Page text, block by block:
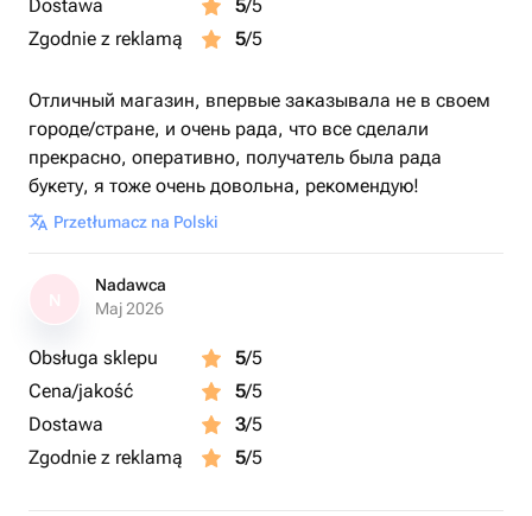
Dostawa 5/5
Zgodnie z reklamą
5/5
Отличный магазин, впервые заказывала не в своем
городе/стране, и очень рада, что все сделали
прекрасно, оперативно, получатель была рада
букету, я тоже очень довольна, рекомендую!
Przetłumacz na Polski
Nadawca
Maj 2026
Obsługa sklepu 5/5
Cena/jakość
5/5
Dostawa
3/5
Zgodnie z reklamą
5/5